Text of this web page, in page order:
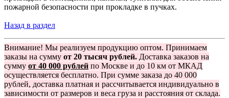
пожарной безопасности при прокладке в пучках.
Назад в раздел
Внимание! Мы реализуем продукцию оптом. Принимаем
заказы на сумму от 20 тысяч рублей. Доставка заказов на
сумму от 40 000 рублей по Москве и до 10 км от МКАД
осуществляется бесплатно. При сумме заказа до 40 000
рублей, доставка платная и рассчитывается индивидуально в
зависимости от размеров и веса груза и расстояния от склада.